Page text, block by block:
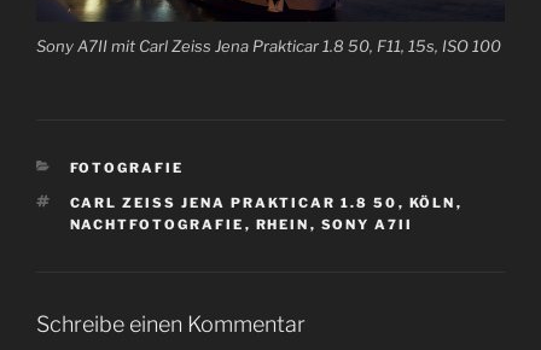
Sony A7II mit Carl Zeiss Jena Prakticar 1.8 50, F11, 15s, ISO 100
KATEGORIEN
FOTOGRAFIE
SCHLAGWÖRTER
CARL ZEISS JENA PRAKTICAR 1.8 50 , KÖLN ,
NACHTFOTOGRAFIE , RHEIN , SONY A7II
Schreibe einen Kommentar